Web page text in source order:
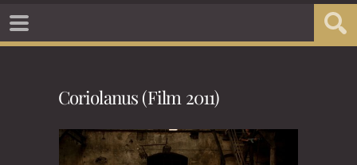
Coriolanus (Film 2011)